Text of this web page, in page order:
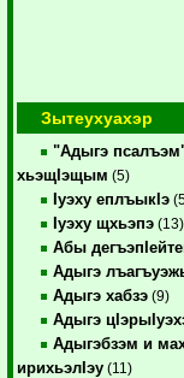
Зытеухуахэр
"Адыгэ
хьэщIэщым (5)
Iуэху еплъыкIэ
Iуэху щхьэпэ (13)
Абы
Адыгэ
Адыгэ хабзэ (9)
Адыгэ
Адыгэбзэм и
ирихьэлIэу (11)